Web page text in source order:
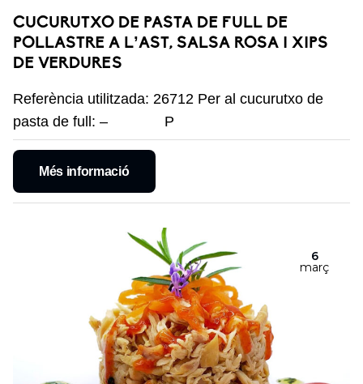
CUCURUTXO DE PASTA DE FULL DE
POLLASTRE A L’AST, SALSA ROSA I XIPS
DE VERDURES
Referència utilitzada: 26712 Per al cucurutxo de
pasta de full: – P
Més informació
6
març